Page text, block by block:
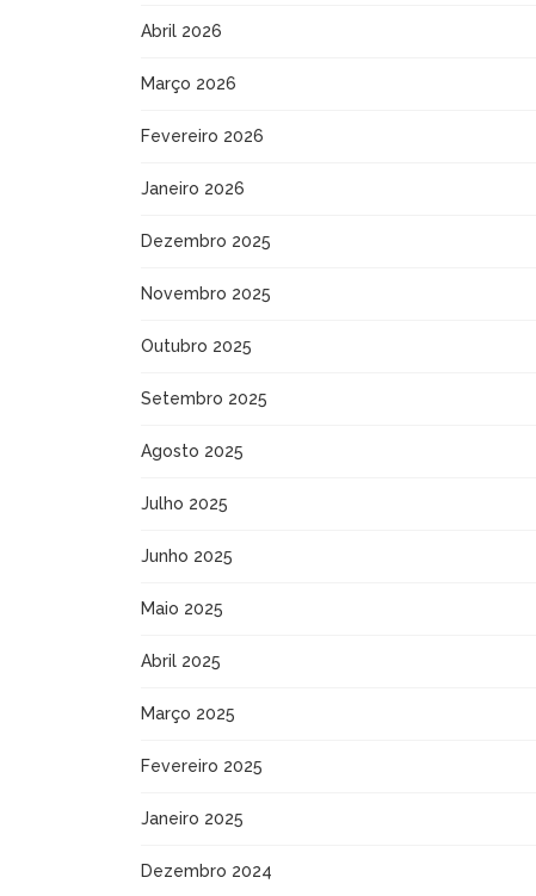
Abril 2026
Março 2026
Fevereiro 2026
Janeiro 2026
Dezembro 2025
Novembro 2025
Outubro 2025
Setembro 2025
Agosto 2025
Julho 2025
Junho 2025
Maio 2025
Abril 2025
Março 2025
Fevereiro 2025
Janeiro 2025
Dezembro 2024